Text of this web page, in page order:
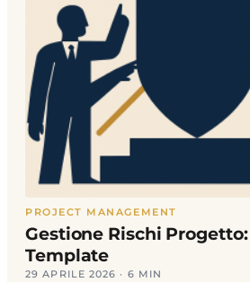
PROJECT MANAGEMENT
Gestione Rischi
Template
29 APRILE 2026 · 6 MIN